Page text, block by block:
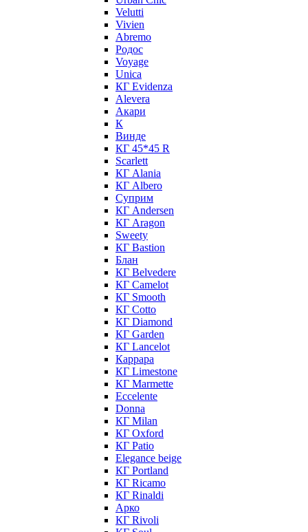
Velutti
Vivien
Abremo
Родос
Voyage
Unica
КГ Evidenza
Alevera
Акари
К
Винде
КГ 45*45 R
Scarlett
КГ Alania
КГ Albero
Суприм
КГ Andersen
КГ Aragon
Sweety
КГ Bastion
Блан
КГ Belvedere
КГ Camelot
КГ Smooth
КГ Cotto
КГ Diamond
КГ Garden
КГ Lancelot
Каррара
КГ Limestone
КГ Marmette
Eccelente
Donna
КГ Milan
КГ Oxford
КГ Patio
Elegance beige
КГ Portland
КГ Ricamo
КГ Rinaldi
Арко
КГ Rivoli